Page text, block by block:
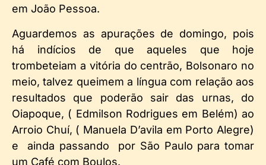
em João Pessoa.
Aguardemos as apurações de domingo, pois
há indícios de que aqueles que hoje
trombeteiam a vitória do centrão, Bolsonaro no
meio, talvez queimem a língua com relação aos
resultados que poderão sair das urnas, do
Oiapoque, ( Edmilson Rodrigues em Belém) ao
Arroio Chuí, ( Manuela D’avila em Porto Alegre)
e ainda passando por São Paulo para tomar
um Café com Boulos.